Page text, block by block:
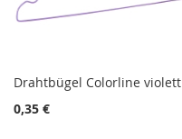
Drahtbügel Colorline violett
0,35 €